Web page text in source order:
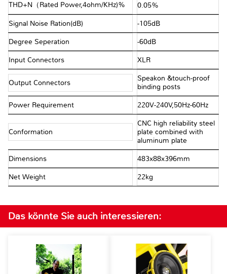
THD+N（Rated Power,4ohm/KHz)% 0.05%
Signal Noise Ration(dB) -105dB
Degree Seperation -60dB
Input Connectors XLR
Output Connectors
Speakon &touch-proof
binding posts
Power Requirement 220V-240V,50Hz-60Hz
Conformation
CNC high reliability steel
plate combined with
aluminum plate
Dimensions 483x88x396mm
Net Weight 22kg
Das könnte Sie auch interessieren: